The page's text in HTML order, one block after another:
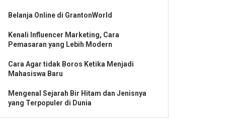
Belanja Online di GrantonWorld
Kenali Influencer Marketing, Cara
Pemasaran yang Lebih Modern
Cara Agar tidak Boros Ketika Menjadi
Mahasiswa Baru
Mengenal Sejarah Bir Hitam dan Jenisnya
yang Terpopuler di Dunia